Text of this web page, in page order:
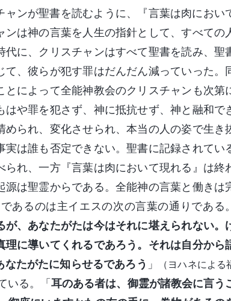
ンが聖書を読むように、『言葉は肉におい
は神の言葉を人生の指針として、すべての
に、クリスチャンはすべて聖書を読み、聖
、彼らが犯す罪はだんだん減っていった。
によって全能神教会のクリスチャンも次第
や罪を犯さず、神に抵抗せず、神と融和で
られ、変化させられ、本当の人の姿で生き
は誰も否定できない。聖書に記録されてい
れ、一方『言葉は肉において現れる』は終
は聖霊からである。全能神の言葉と働きは
あるのは主イエスの次の言葉の通りである。
、あなたがたは今はそれに堪えられない。
に導いてくれるであろう。それは自分から
たがたに知らせるであろう 」
（ヨハネによる
いる。「耳のある者は、御霊が諸教会に言う